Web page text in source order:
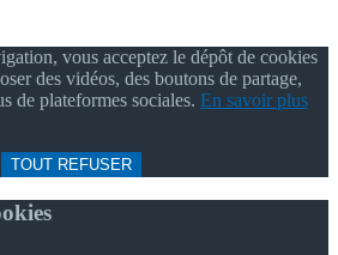
vous acceptez le dépôt de cookies
des vidéos, des boutons de partage,
de plateformes sociales. En savoir plus
TOUT REFUSER